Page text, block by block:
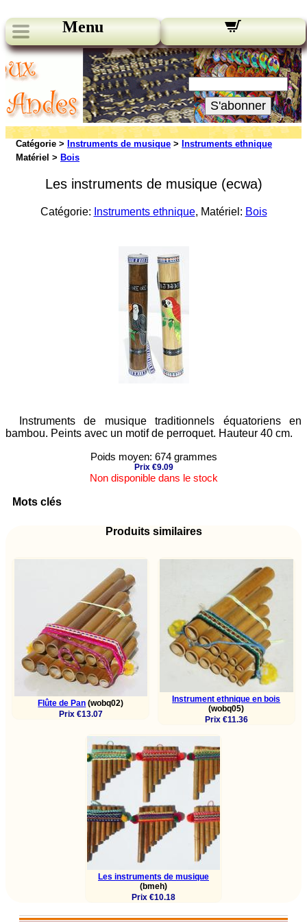
Menu
Nos bulletins:
Votre Email:
S'abonner
Catégorie > Instruments de musique > Instruments ethnique
Matériel > Bois
Les instruments de musique (ecwa)
Catégorie: Instruments ethnique, Matériel: Bois
Instruments de musique traditionnels équatoriens en
bambou. Peints avec un motif de perroquet. Hauteur 40 cm.
Poids moyen: 674 grammes
Prix €9.09
Non disponible dans le stock
Mots clés
Produits similaires
Flûte de Pan (wobq02)
Prix €13.07
Instrument ethnique en bois
(wobq05)
Prix €11.36
Les instruments de musique
(bmeh)
Prix €10.18